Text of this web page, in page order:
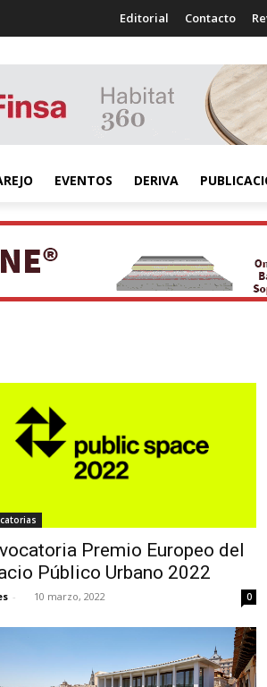
Editorial Contacto
EVENTOS DERIVA
Premio Europeo del
Público Urbano 2022
- 10 marzo, 2022 0